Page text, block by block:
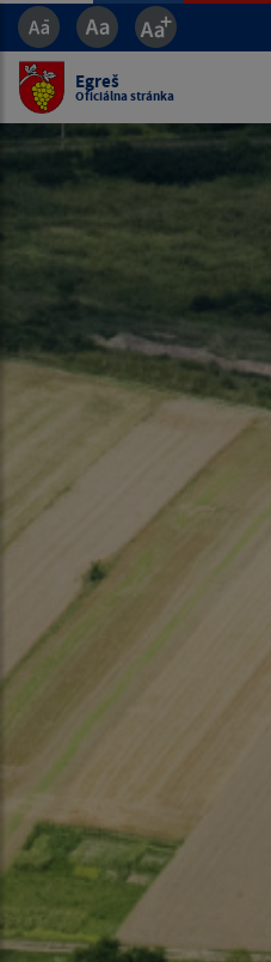
Egreš
Oficiálna stránka